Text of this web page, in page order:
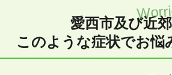
愛西市及び近
このような症状でお悩